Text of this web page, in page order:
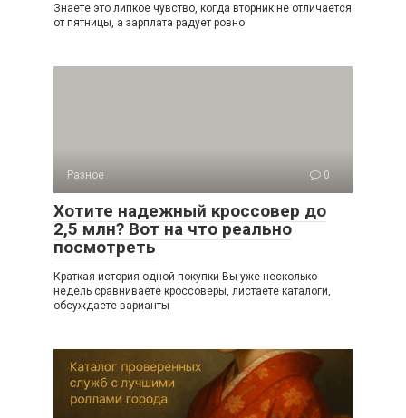
Знаете это липкое чувство, когда вторник не отличается
от пятницы, а зарплата радует ровно
Разное 0
Хотите надежный кроссовер до
2,5 млн? Вот на что реально
посмотреть
Краткая история одной покупки Вы уже несколько
недель сравниваете кроссоверы, листаете каталоги,
обсуждаете варианты